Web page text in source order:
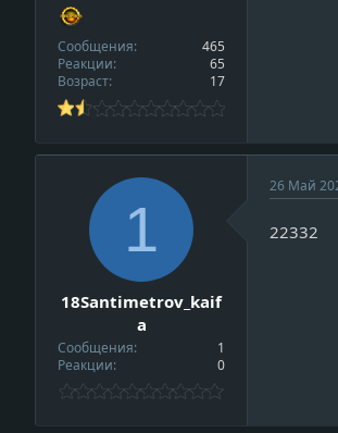
Сообщения
465
Реакции
65
Возраст
17
1
18Santimetrov_kaif
a
Сообщения
1
Реакции
0
26 Май
22332